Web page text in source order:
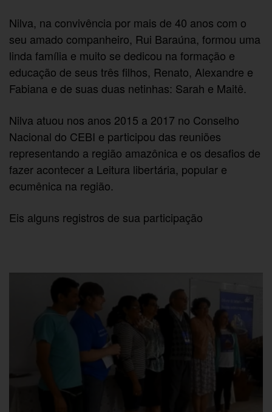
Nilva, na convivência por mais de 40 anos com o
seu amado companheiro, Rui Baraúna, formou uma
linda família e muito se dedicou na formação e
educação de seus três filhos, Renato, Alexandre e
Fabiana e de suas duas netinhas: Sarah e Maitê.
Nilva atuou nos anos 2015 a 2017 no Conselho
Nacional do CEBI e participou das reuniões
representando a região amazônica e os desafios de
fazer acontecer a Leitura libertária, popular e
ecumênica na região.
Eis alguns registros de sua participação